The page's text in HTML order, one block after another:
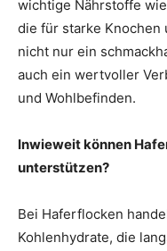
wichtige Nährstoffe
die für starke Knochen
nicht nur ein
auch ein wertvoller
und Wohlbefinden.
Inwieweit können
unterstützen?
Bei Haferflocken
Kohlenhydrate, die